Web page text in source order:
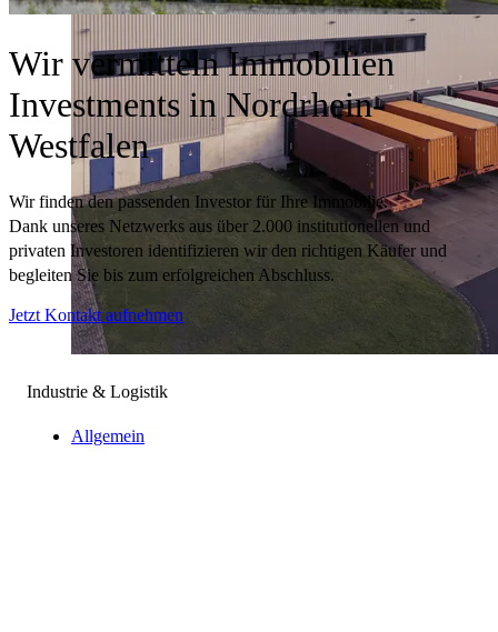
Industrie & Logistik
Allgemein
Wir vermitteln Immobilien
Investments in Nordrhein-
Westfalen
Wir finden den passenden Investor für Ihre Immobilie.
Dank unseres Netzwerks aus über 2.000 institutionellen und
privaten Investoren identifizieren wir den richtigen Käufer und
begleiten Sie bis zum erfolgreichen Abschluss.
Jetzt Kontakt aufnehmen